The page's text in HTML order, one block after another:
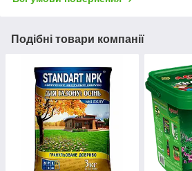
Подібні товари компанії